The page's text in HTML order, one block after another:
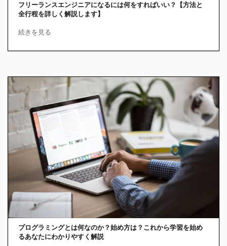
フリーランスエンジニアになるには何をすればいい？【方法と
全行程を詳しく解説します】
続きを見る
プログラミングとは何なのか？始め方は？これから学習を始め
るあなたにわかりやすく解説